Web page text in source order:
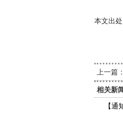
本文出处
上一篇：
相关新
【通